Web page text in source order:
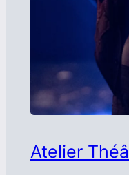
Atelier